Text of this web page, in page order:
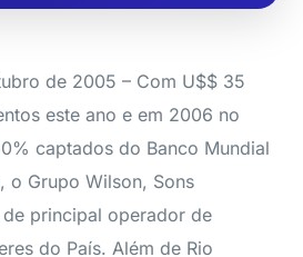
de 2005 – Com U$$ 35
este ano e em 2006 no
captados do Banco Mundial
o Grupo Wilson, Sons
principal operador de
do País. Além de Rio